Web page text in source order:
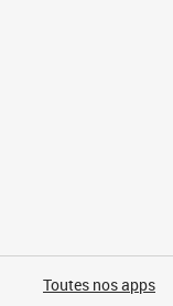
Toutes nos apps